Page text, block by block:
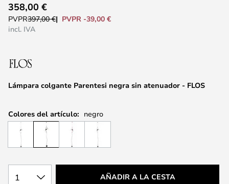
al
comienzo
galería
imágenes
Lámpara colgante Parentesi negra sin atenuador - FLOS
358,00 €
PVPR397,00 €
PVPR -39,00 €
incl. IVA
Colores del artículo: negro
1 AÑADIR A LA CESTA